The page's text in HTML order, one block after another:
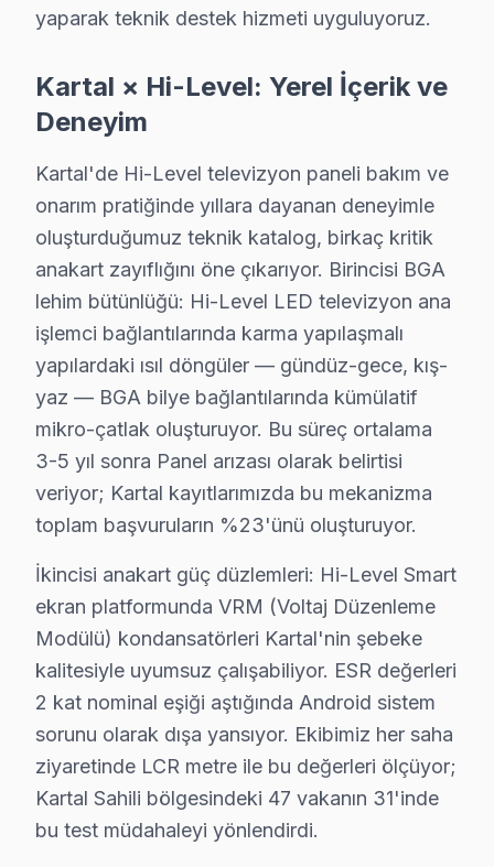
Petrol İş Mahallesi, sanayi temalı yapıları ile dikkat
Soğanlık Yeni'de Hi-Level TV Servisi
Soğanlık Yeni, Kartal'ın dinamik bir mahallesi olarak
Topselvi'de Hi-Level TV Servisi
Topselvi mahallesi, geçmişiyle günümüzdeki gelişimi
Uğur Mumcu'da Hi-Level TV Servisi
Uğur Mumcu, tarih kokan sokakları ve sıcak
Yakacık Çarşı'da Hi-Level TV Servisi
Yakacık Çarşı, alışveriş ve sosyal hayatın bir arada
Yakacık Yeni'de Hi-Level TV Servisi
Yakacık Yeni, modern yaşamın gereksinimlerini
Yalı'da Hi-Level TV Servisi
Yalı mahallesi, hem tarihi dokusuyla hem de sosyal
Yukarı'da Hi-Level TV Servisi
Yukarı mahallesi, Kartal’ın daha sakin ve yeşil
Yunus'ta Hi-Level TV Servisi
Yunus mahallesi, modern yapıları ve sıcak
yaparak teknik destek hizmeti uyguluyoruz.
Kartal × Hi-Level: Yerel İçerik ve
Deneyim
Kartal'de Hi-Level televizyon paneli bakım ve
onarım pratiğinde yıllara dayanan deneyimle
oluşturduğumuz teknik katalog, birkaç kritik
anakart zayıflığını öne çıkarıyor. Birincisi BGA
lehim bütünlüğü: Hi-Level LED televizyon ana
işlemci bağlantılarında karma yapılaşmalı
yapılardaki ısıl döngüler — gündüz-gece, kış-
yaz — BGA bilye bağlantılarında kümülatif
mikro-çatlak oluşturuyor. Bu süreç ortalama
3-5 yıl sonra Panel arızası olarak belirtisi
veriyor; Kartal kayıtlarımızda bu mekanizma
toplam başvuruların %23'ünü oluşturuyor.
İkincisi anakart güç düzlemleri: Hi-Level Smart
ekran platformunda VRM (Voltaj Düzenleme
Modülü) kondansatörleri Kartal'nin şebeke
kalitesiyle uyumsuz çalışabiliyor. ESR değerleri
2 kat nominal eşiği aştığında Android sistem
sorunu olarak dışa yansıyor. Ekibimiz her saha
ziyaretinde LCR metre ile bu değerleri ölçüyor;
Kartal Sahili bölgesindeki 47 vakanın 31'inde
bu test müdahaleyi yönlendirdi.